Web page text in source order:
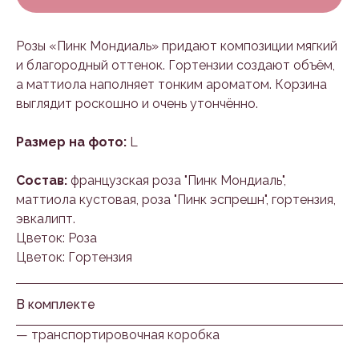
Розы «Пинк Мондиаль» придают композиции мягкий
и благородный оттенок. Гортензии создают объём,
а маттиола наполняет тонким ароматом. Корзина
выглядит роскошно и очень утончённо.
Размер на фото: L
Состав: французская роза "Пинк Мондиаль",
маттиола кустовая, роза "Пинк эспрешн", гортензия,
эвкалипт.
Цветок: Роза
Цветок: Гортензия
В комплекте
— транспортировочная коробка